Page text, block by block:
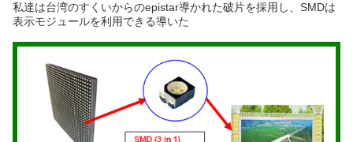
私達は台湾のすくいからのepistar導かれた破片を採用し、SMDは
表示モジュールを利用できる導いた